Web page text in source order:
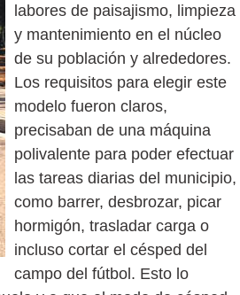
labores de paisajismo, limpieza
y mantenimiento en el núcleo
de su población y alrededores.
Los requisitos para elegir este
modelo fueron claros,
precisaban de una máquina
polivalente para poder efectuar
las tareas diarias del municipio,
como barrer, desbrozar, picar
hormigón, trasladar carga o
incluso cortar el césped del
campo del fútbol. Esto lo